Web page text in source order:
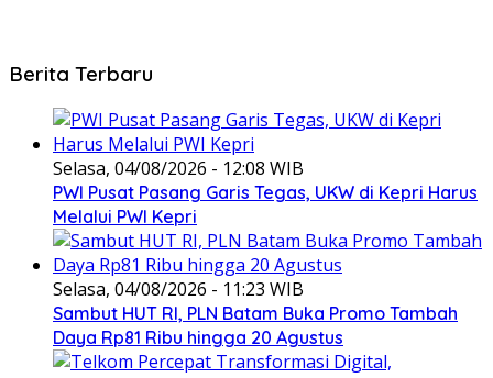
Berita Terbaru
Selasa, 04/08/2026 - 12:08 WIB
PWI Pusat Pasang Garis Tegas, UKW di Kepri Harus
Melalui PWI Kepri
Selasa, 04/08/2026 - 11:23 WIB
Sambut HUT RI, PLN Batam Buka Promo Tambah
Daya Rp81 Ribu hingga 20 Agustus